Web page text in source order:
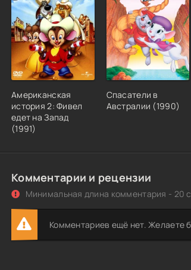
Американская
история 2: Фивел
едет на Запад
(1991)
Спасатели в
Австралии (1990)
Комментарии и рецензии
Минимальная длина комментария - 20
Комментариев ещё нет. Желаете